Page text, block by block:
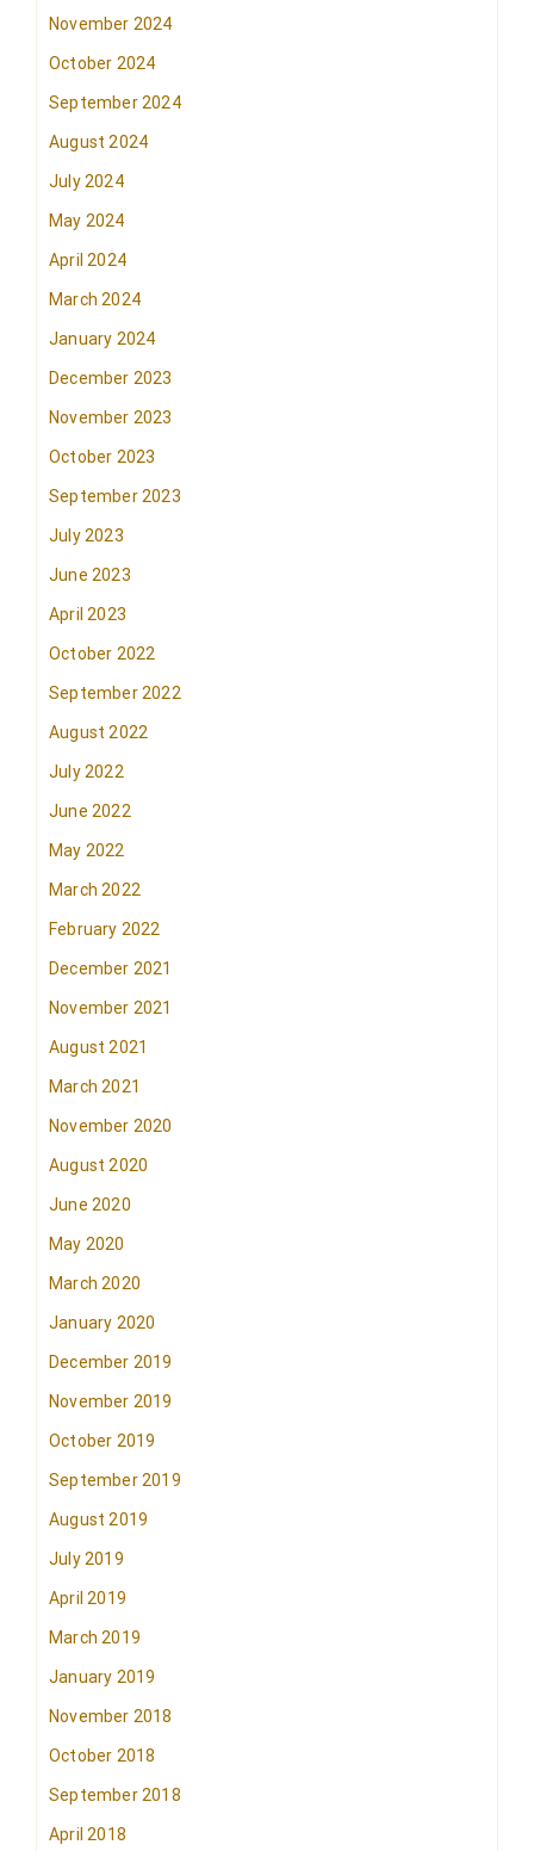
November 2024
October 2024
September 2024
August 2024
July 2024
May 2024
April 2024
March 2024
January 2024
December 2023
November 2023
October 2023
September 2023
July 2023
June 2023
April 2023
October 2022
September 2022
August 2022
July 2022
June 2022
May 2022
March 2022
February 2022
December 2021
November 2021
August 2021
March 2021
November 2020
August 2020
June 2020
May 2020
March 2020
January 2020
December 2019
November 2019
October 2019
September 2019
August 2019
July 2019
April 2019
March 2019
January 2019
November 2018
October 2018
September 2018
April 2018